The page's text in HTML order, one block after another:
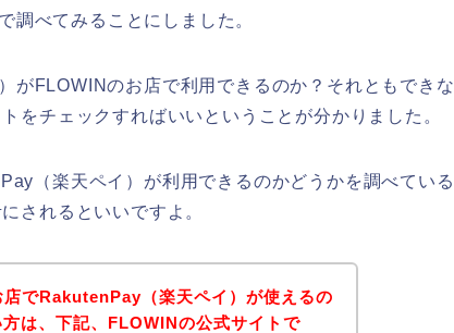
べてみることにしました。
がFLOWINのお店で利用できるのか？それともできな
をチェックすればいいということが分かりました。
（楽天ペイ）が利用できるのかどうかを調べている
されるといいですよ。
でRakutenPay（楽天ペイ）が使えるの
は、下記、FLOWINの公式サイトで